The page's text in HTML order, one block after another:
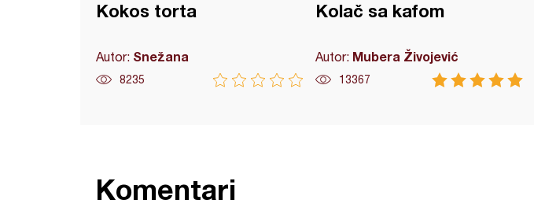
Kokos torta
Autor: Snežana
8235
Kolač sa kafom
Autor: Mubera Živojević
13367
Komentari